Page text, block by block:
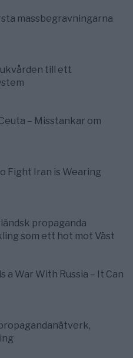
massbegravningarna
till ett
– Misstankar om
Fight Iran is Wearing
propaganda
som ett hot mot Väst
a War With Russia – It Can